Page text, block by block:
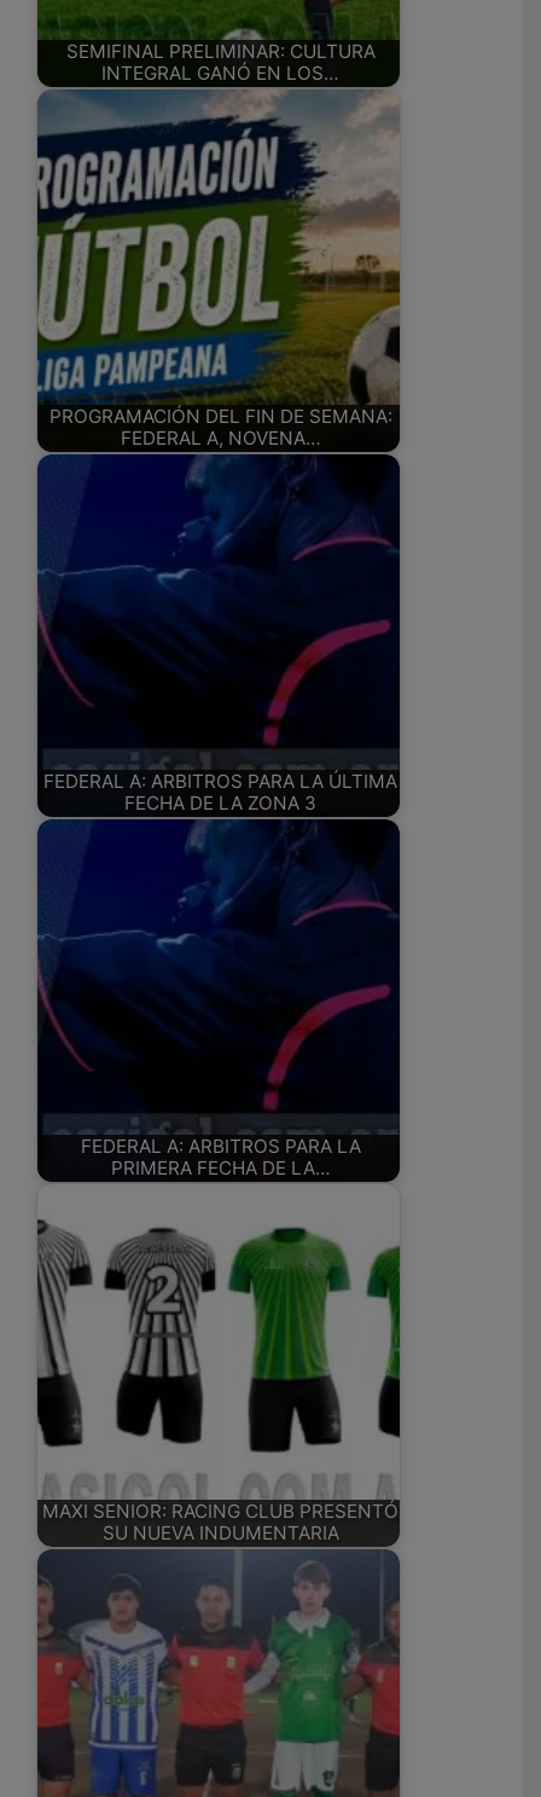
SEMIFINAL PRELIMINAR: CULTURA
INTEGRAL GANÓ EN LOS…
PROGRAMACIÓN DEL FIN DE SEMANA:
FEDERAL A, NOVENA…
FEDERAL A: ARBITROS PARA LA ÚLTIMA
FECHA DE LA ZONA 3
FEDERAL A: ARBITROS PARA LA
PRIMERA FECHA DE LA…
MAXI SENIOR: RACING CLUB PRESENTÓ
SU NUEVA INDUMENTARIA